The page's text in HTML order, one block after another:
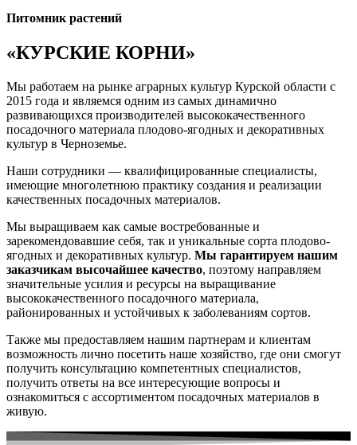
Питомник растений
«КУРСКИЕ КОРНИ»
Мы работаем на рынке аграрных культур Курской области с
2015 года и являемся одним из самых динамично
развивающихся производителей высококачественного
посадочного материала плодово-ягодных и декоративных
культур в Черноземье.
Наши сотрудники — квалифицированные специалисты,
имеющие многолетнюю практику создания и реализации
качественных посадочных материалов.
Мы выращиваем как самые востребованные и
зарекомендовавшие себя, так и уникальные сорта плодово-
ягодных и декоративных культур. Мы гарантируем нашим
заказчикам высочайшее качество, поэтому направляем
значительные усилия и ресурсы на выращивание
высококачественного посадочного материала,
районированных и устойчивых к заболеваниям сортов.
Также мы предоставляем нашим партнерам и клиентам
возможность лично посетить наше хозяйство, где они смогут
получить консультацию компетентных специалистов,
получить ответы на все интересующие вопросы и
ознакомиться с ассортиментом посадочных материалов в
живую.